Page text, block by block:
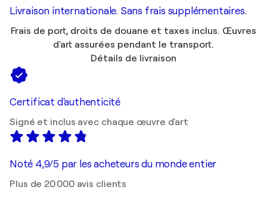
Livraison internationale. Sans frais supplémentaires.
Frais de port, droits de douane et taxes inclus. Œuvres
d'art assurées pendant le transport.
Détails de livraison
Certificat d'authenticité
Signé et inclus avec chaque œuvre d'art
Noté 4,9/5 par les acheteurs du monde entier
Plus de 20 000 avis clients